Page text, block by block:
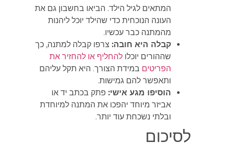
המתאים לגיל הילד. הביאו בחשבון גם את
העונה הנוכחית כדי שהילד יוכל ליהנות
מהמתנה כבר עכשיו.
קבלה היא חובה:צרפו קבלה למתנה, כך
שההורים יוכלולהחליף או להחזיר את
הפריטיםבמידת הצורך. היא תקל עליהם
ותאפשר להם גמישות.
הוסיפו מגע אישי:פתק בכתב יד או
אביזר מיוחד יהפכו את המתנה למיוחדת
ובלתי נשכחת עוד יותר.
לסיכום